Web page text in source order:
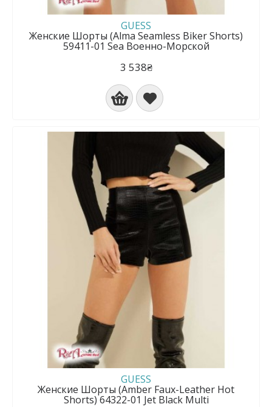
GUESS
Женские Шорты (Alma Seamless Biker Shorts)
59411-01 Sea Военно-Морской
3 538₴
GUESS
Женские Шорты (Amber Faux-Leather Hot
Shorts) 64322-01 Jet Black Multi